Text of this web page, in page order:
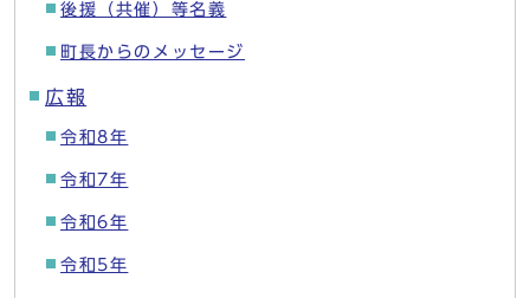
後援（共催）等名義
町長からのメッセージ
広報
令和8年
令和7年
令和6年
令和5年